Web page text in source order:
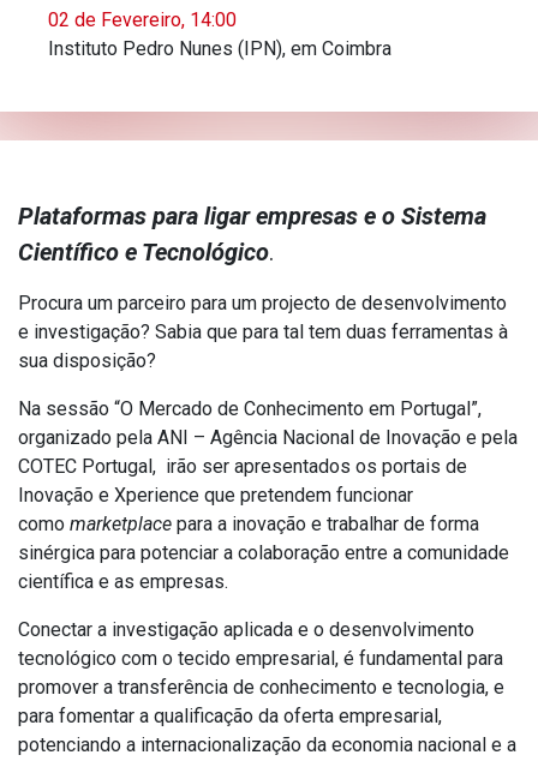
02 de Fevereiro, 14:00
Instituto Pedro Nunes (IPN), em Coimbra
Plataformas para ligar empresas e o Sistema
Científico e Tecnológico.
Procura um parceiro para um projecto de desenvolvimento
e investigação? Sabia que para tal tem duas ferramentas à
sua disposição?
Na sessão “O Mercado de Conhecimento em Portugal”,
organizado pela ANI – Agência Nacional de Inovação e pela
COTEC Portugal, irão ser apresentados os portais de
Inovação e Xperience que pretendem funcionar
como marketplace para a inovação e trabalhar de forma
sinérgica para potenciar a colaboração entre a comunidade
científica e as empresas.
Conectar a investigação aplicada e o desenvolvimento
tecnológico com o tecido empresarial, é fundamental para
promover a transferência de conhecimento e tecnologia, e
para fomentar a qualificação da oferta empresarial,
potenciando a internacionalização da economia nacional e a